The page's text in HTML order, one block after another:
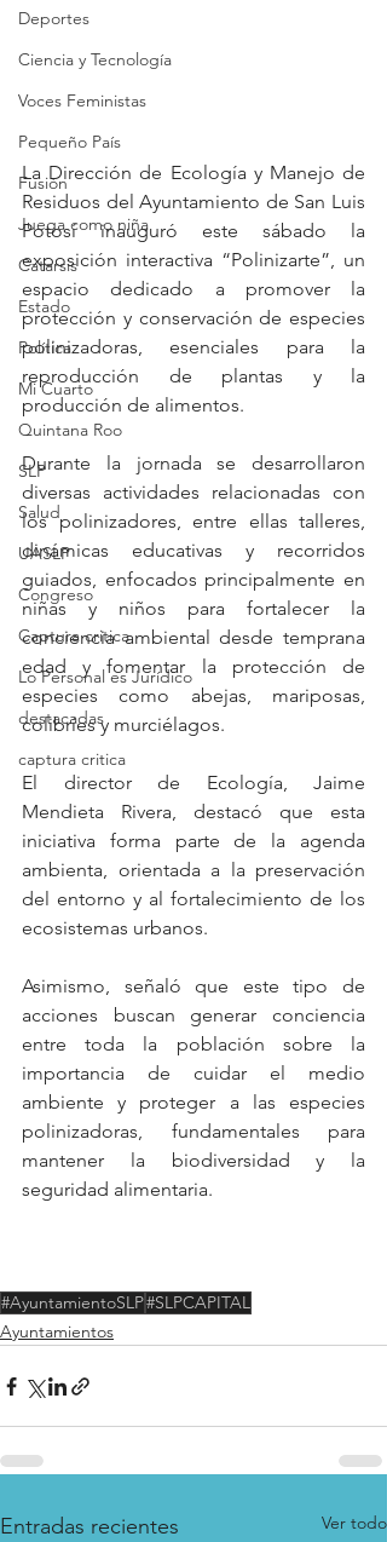
Deportes
Ciencia y Tecnología
Voces Feministas
Pequeño País
Fusión
Juega como niña
Catarsis
Estado
Política
Mi Cuarto
Quintana Roo
SLP
Salud
UASLP
Congreso
Captura critica
Lo Personal es Jurídico
destacadas
captura critica
La Dirección de Ecología y Manejo de
Residuos del Ayuntamiento de San Luis
Potosí inauguró este sábado la
exposición interactiva “Polinizarte”, un
espacio dedicado a promover la
protección y conservación de especies
polinizadoras, esenciales para la
reproducción de plantas y la
producción de alimentos.
Durante la jornada se desarrollaron
diversas actividades relacionadas con
los polinizadores, entre ellas talleres,
dinámicas educativas y recorridos
guiados, enfocados principalmente en
niñas y niños para fortalecer la
conciencia ambiental desde temprana
edad y fomentar la protección de
especies como abejas, mariposas,
colibríes y murciélagos.
El director de Ecología, Jaime
Mendieta Rivera, destacó que esta
iniciativa forma parte de la agenda
ambienta, orientada a la preservación
del entorno y al fortalecimiento de los
ecosistemas urbanos.
Asimismo, señaló que este tipo de
acciones buscan generar conciencia
entre toda la población sobre la
importancia de cuidar el medio
ambiente y proteger a las especies
polinizadoras, fundamentales para
mantener la biodiversidad y la
seguridad alimentaria.
#AyuntamientoSLP#SLPCAPITAL
Ayuntamientos
Entradas recientes Ver todo